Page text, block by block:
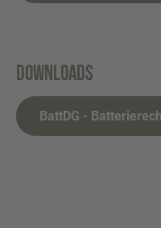
Downloads